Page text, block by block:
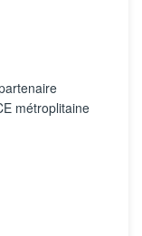
métroplitaine